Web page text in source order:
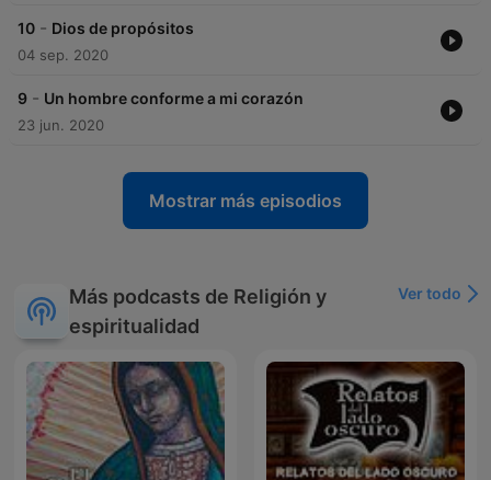
10 - Dios de propósitos
04 sep. 2020
9 - Un hombre conforme a mi corazón
23 jun. 2020
Mostrar más episodios
Más podcasts de Religión y
espiritualidad
Ver todo